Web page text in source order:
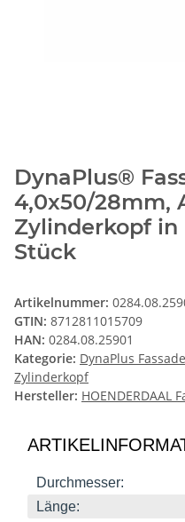
DynaPlus®
4,0x50/28mm,
Zylinderkopf in
Stück
Artikelnummer:
GTIN: 8712811015709
HAN: 0284.08.25901
Kategorie: DynaPlus
Zylinderkopf
Hersteller: HOENDERDAAL
Durchmesser:
Länge: